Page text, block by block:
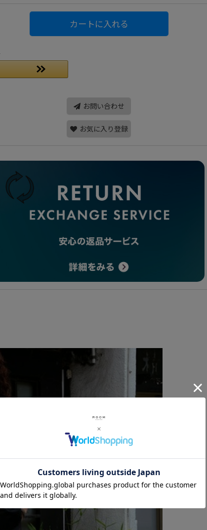
カートに入れる
お問い合わせ
お気に入り登録